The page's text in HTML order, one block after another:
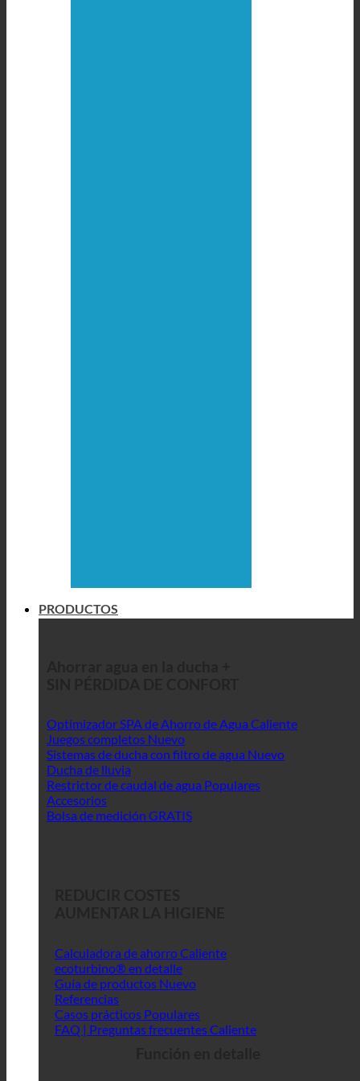
PRODUCTOS
Optimizador SPA de Ahorro de Agua
Juegos completos
Sistemas de ducha con filtro de agua
Ducha de lluvia
Restrictor de caudal de agua
Accesorios
Bolsa de medición GRATIS
Calculadora de ahorro
ecoturbino® en detalle
Guía de productos
Referencias
Casos prácticos
FAQ | Preguntas frecuentes